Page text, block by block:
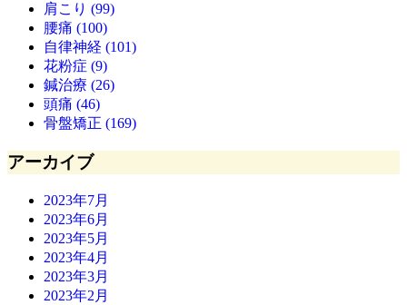
肩こり (99)
腰痛 (100)
自律神経 (101)
花粉症 (9)
鍼治療 (26)
頭痛 (46)
骨盤矯正 (169)
アーカイブ
2023年7月
2023年6月
2023年5月
2023年4月
2023年3月
2023年2月